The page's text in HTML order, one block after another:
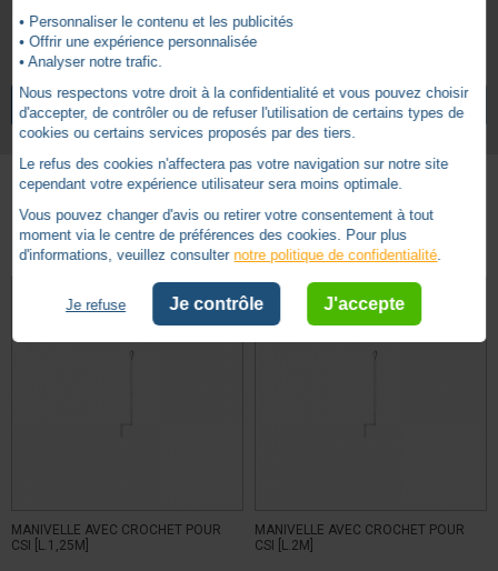
En BLANC/GRIS/MARRON/BEIGE
VOIR TOUS LES ARTICLESZURFLUH-FELLER
Autres produits - Manivelle complète
MANIVELLE AVEC CROCHET POUR
CSI [L.1,25M]
MANIVELLE AVEC CROCHET POUR
CSI [L.2M]
• Personnaliser le contenu et les publicités
• Offrir une expérience personnalisée
• Analyser notre trafic.
Nous respectons votre droit à la confidentialité et vous pouvez choisir
d'accepter, de contrôler ou de refuser l'utilisation de certains types de
cookies ou certains services proposés par des tiers.
Le refus des cookies n'affectera pas votre navigation sur notre site
cependant votre expérience utilisateur sera moins optimale.
Vous pouvez changer d'avis ou retirer votre consentement à tout
moment via le centre de préférences des cookies. Pour plus
d'informations, veuillez consulter notre politique de confidentialité.
Je refuse Je contrôle J'accepte